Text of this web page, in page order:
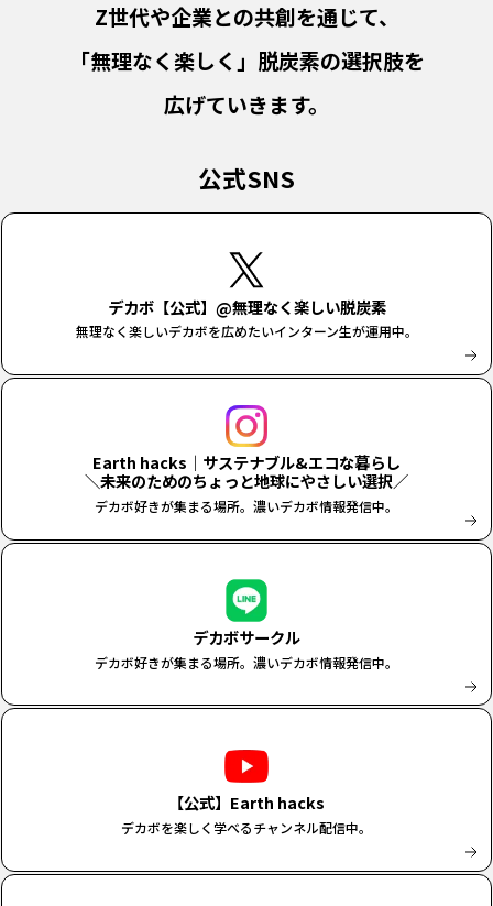
Z世代や企業との共創を通じて、
「無理なく楽しく」脱炭素の選択肢を
広げていきます。
公式SNS
デカボ【公式】@無理なく楽しい脱炭素
無理なく楽しいデカボを広めたいインターン生が運用中。
Earth hacks｜サステナブル&エコな暮らし
＼未来のためのちょっと地球にやさしい選択／
デカボ好きが集まる場所。濃いデカボ情報発信中。
デカボサークル
デカボ好きが集まる場所。濃いデカボ情報発信中。
【公式】Earth hacks
デカボを楽しく学べるチャンネル配信中。